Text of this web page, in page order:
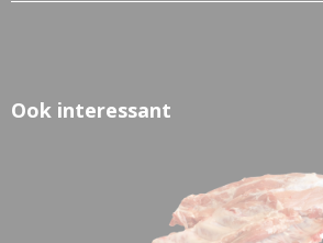
Ook interessant